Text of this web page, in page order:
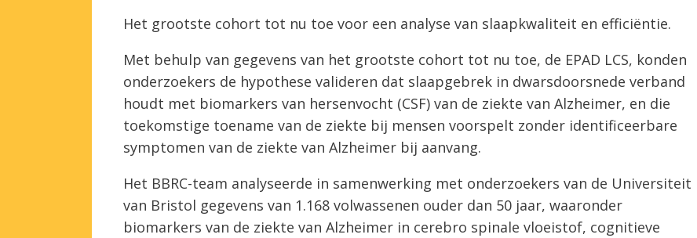
Het grootste cohort tot nu toe voor een analyse van slaapkwaliteit en efficiëntie.
Met behulp van gegevens van het grootste cohort tot nu toe, de EPAD LCS, konden
onderzoekers de hypothese valideren dat slaapgebrek in dwarsdoorsnede verband
houdt met biomarkers van hersenvocht (CSF) van de ziekte van Alzheimer, en die
toekomstige toename van de ziekte bij mensen voorspelt zonder identificeerbare
symptomen van de ziekte van Alzheimer bij aanvang.
Het BBRC-team analyseerde in samenwerking met onderzoekers van de Universiteit
van Bristol gegevens van 1.168 volwassenen ouder dan 50 jaar, waaronder
biomarkers van de ziekte van Alzheimer in cerebro spinale vloeistof, cognitieve